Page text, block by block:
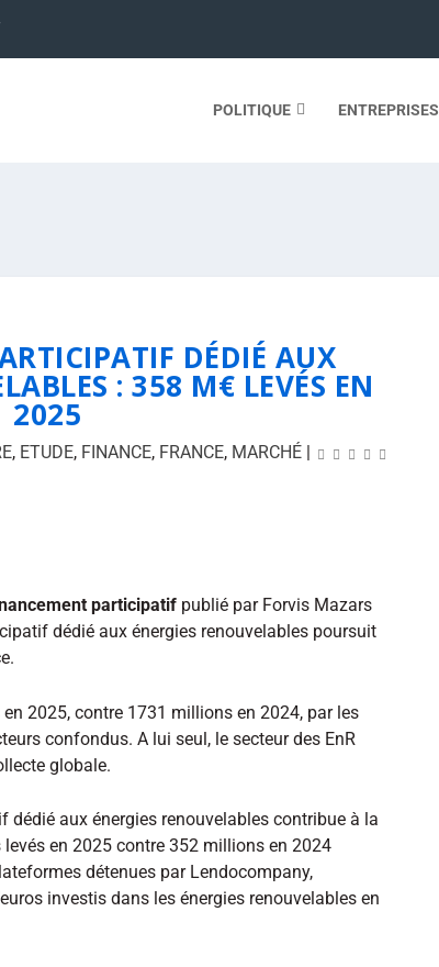
POLITIQUE ENTREPRISES
DÉDIÉ AUX
: 358 M€ LEVÉS EN
2025
, ETUDE, FINANCE, FRANCE, MARCHÉ |
participatif publié par Forvis Mazars
dédié aux énergies renouvelables poursuit
2025, contre 1731 millions en 2024, par les
confondus. A lui seul, le secteur des EnR
globale.
aux énergies renouvelables contribue à la
en 2025 contre 352 millions en 2024
détenues par Lendocompany,
investis dans les énergies renouvelables en